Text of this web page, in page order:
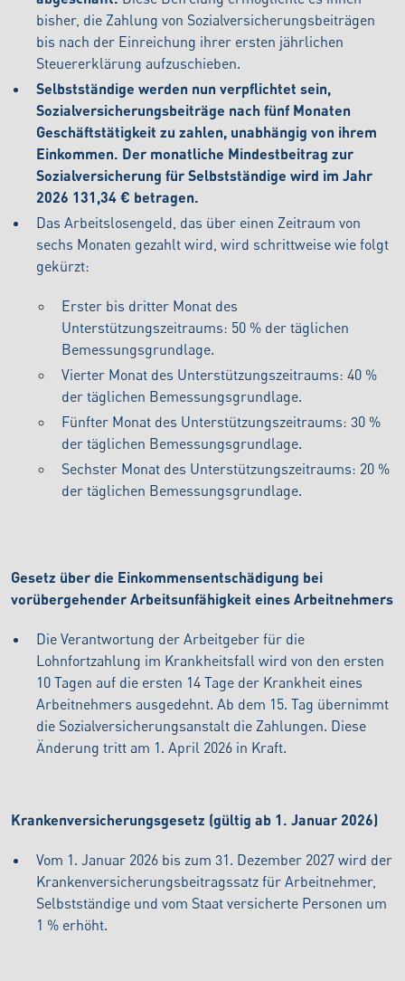
bisher, die Zahlung von Sozialversicherungsbeiträgen
bis nach der Einreichung ihrer ersten jährlichen
Steuererklärung aufzuschieben.
Selbstständige werden nun verpflichtet sein,
Sozialversicherungsbeiträge nach fünf Monaten
Geschäftstätigkeit zu zahlen, unabhängig von ihrem
Einkommen. Der monatliche Mindestbeitrag zur
Sozialversicherung für Selbstständige wird im Jahr
2026 131,34 € betragen.
Das Arbeitslosengeld, das über einen Zeitraum von
sechs Monaten gezahlt wird, wird schrittweise wie folgt
gekürzt:
Erster bis dritter Monat des
Unterstützungszeitraums: 50 % der täglichen
Bemessungsgrundlage.
Vierter Monat des Unterstützungszeitraums: 40 %
der täglichen Bemessungsgrundlage.
Fünfter Monat des Unterstützungszeitraums: 30 %
der täglichen Bemessungsgrundlage.
Sechster Monat des Unterstützungszeitraums: 20 %
der täglichen Bemessungsgrundlage.
Gesetz über die Einkommensentschädigung bei
vorübergehender Arbeitsunfähigkeit eines Arbeitnehmers
Die Verantwortung der Arbeitgeber für die
Lohnfortzahlung im Krankheitsfall wird von den ersten
10 Tagen auf die ersten 14 Tage der Krankheit eines
Arbeitnehmers ausgedehnt. Ab dem 15. Tag übernimmt
die Sozialversicherungsanstalt die Zahlungen. Diese
Änderung tritt am 1. April 2026 in Kraft.
Krankenversicherungsgesetz (gültig ab 1. Januar 2026)
Vom 1. Januar 2026 bis zum 31. Dezember 2027 wird der
Krankenversicherungsbeitragssatz für Arbeitnehmer,
Selbstständige und vom Staat versicherte Personen um
1 % erhöht.